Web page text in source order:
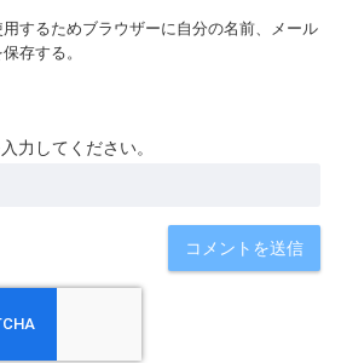
するためブラウザーに自分の名前、メール
存する。
力してください。